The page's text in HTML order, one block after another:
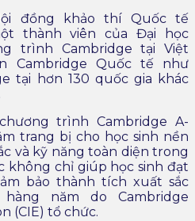
đồng khảo thí Quốc tế
thành viên của Đại học
trình Cambridge tại Việt
Cambridge Quốc tế như
tại hơn 130 quốc gia khác
trình Cambridge A-
trang bị cho học sinh nền
và kỹ năng toàn diện trong
không chỉ giúp học sinh đạt
bảo thành tích xuất sắc
năm do Cambridge
(CIE) tổ chức.